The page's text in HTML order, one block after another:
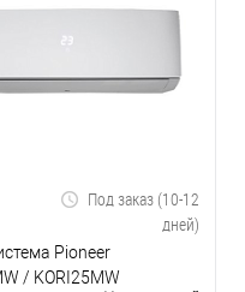
Под заказ (10-12
дней)
Pioneer
/ KORI25MW